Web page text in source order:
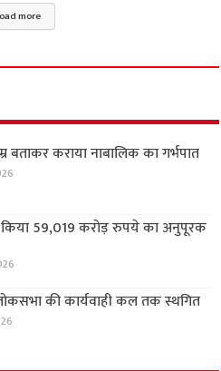
more
बताकर कराया नाबालिक का गर्भपात
59,019 करोड़ रुपये का अनुपूरक
की कार्यवाही कल तक स्थगित